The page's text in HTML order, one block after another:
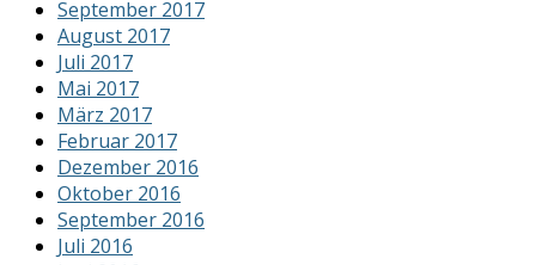
September 2017
August 2017
Juli 2017
Mai 2017
März 2017
Februar 2017
Dezember 2016
Oktober 2016
September 2016
Juli 2016